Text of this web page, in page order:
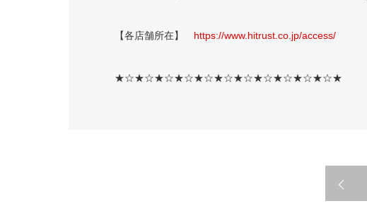
【各店舗所在】 https://www.hitrust.co.jp/access/
★☆★☆★☆★☆★☆★☆★☆★☆★☆★☆★☆★